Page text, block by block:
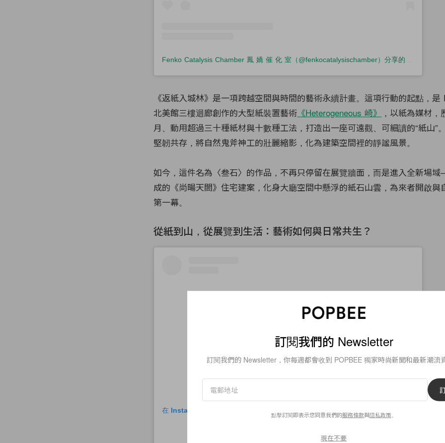
《返紙入城林》是一項跨越空間與時間的藝術永續計畫。這項行動的起點，是
北美館三樓迴廊創作的大型紙裝置藝術 《Heterogeneous 崎》
，以紙為媒材，
月、動用超過三十種紙材與十數種工法，打造出一座可遠觀、可細讀的“紙山”
堅韌共存，將自然鬼斧神工的壯麗縮影，化為建築空間裡的靜謐風景。
如今，這件名為〈叁石〉的作品，不再只停留在展覽牆面，而是進入全新場
成的《尚暘天閤》住宅建案，化身大廳空間中懸浮的紙石山雲，為來者開啟與
第一幕。
從紙到山，從展覽到生活：藝術如何與日常共生？
在 Instagram 查看這則貼文
訂閱我們的 Newsletter
訂閱我們的 Newsletter，你每週都會收到 POPBEE 獨家時尚新聞和最新潮流資
點擊訂閱即表示您同意我們的服務條款與隱私政策
現在不要